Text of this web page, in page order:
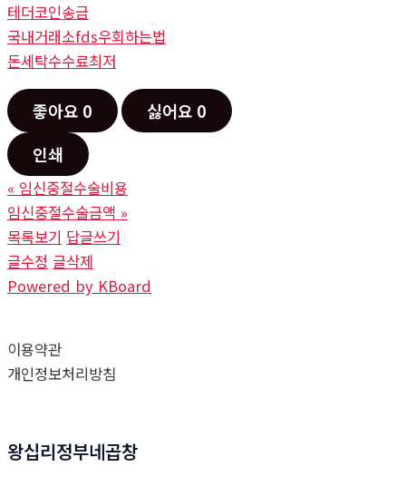
테더코인송금
국내거래소fds우회하는법
돈세탁수수료최저
좋아요 0 싫어요 0
인쇄
« 임신중절수술비용
임신중절수술금액 »
목록보기 답글쓰기
글수정 글삭제
Powered by KBoard
이용약관
개인정보처리방침
왕십리정부네곱창